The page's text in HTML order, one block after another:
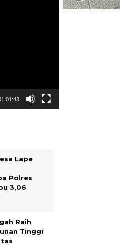
Lape
Polres
3,06
Raih
Tinggi